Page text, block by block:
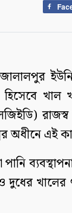
হিসেবে
অধীনে এই
দুধের